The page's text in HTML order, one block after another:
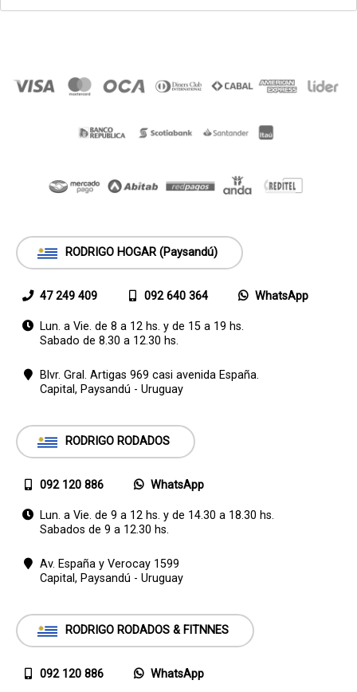
RODRIGO HOGAR (Paysandú)
47 249 409 092 640 364 WhatsApp
Lun. a Vie. de 8 a 12 hs. y de 15 a 19 hs.
Sabado de 8.30 a 12.30 hs.
Blvr. Gral. Artigas 969 casi avenida España.
Capital, Paysandú - Uruguay
RODRIGO RODADOS
092 120 886 WhatsApp
Lun. a Vie. de 9 a 12 hs. y de 14.30 a 18.30 hs.
Sabados de 9 a 12.30 hs.
Av. España y Verocay 1599
Capital, Paysandú - Uruguay
RODRIGO RODADOS & FITNNES
092 120 886 WhatsApp